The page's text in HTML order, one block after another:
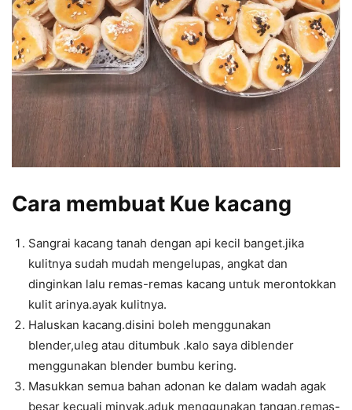
Cara membuat Kue kacang
Sangrai kacang tanah dengan api kecil banget.jika
kulitnya sudah mudah mengelupas, angkat dan
dinginkan lalu remas-remas kacang untuk merontokkan
kulit arinya.ayak kulitnya.
Haluskan kacang.disini boleh menggunakan
blender,uleg atau ditumbuk .kalo saya diblender
menggunakan blender bumbu kering.
Masukkan semua bahan adonan ke dalam wadah agak
besar kecuali minyak.aduk menggunakan tangan.remas-